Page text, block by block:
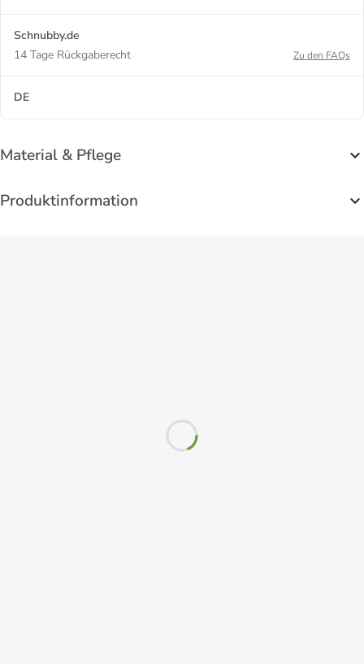
Schnubby.de
14 Tage Rückgaberecht
Zu den FAQs
DE
Material & Pflege
Produktinformation